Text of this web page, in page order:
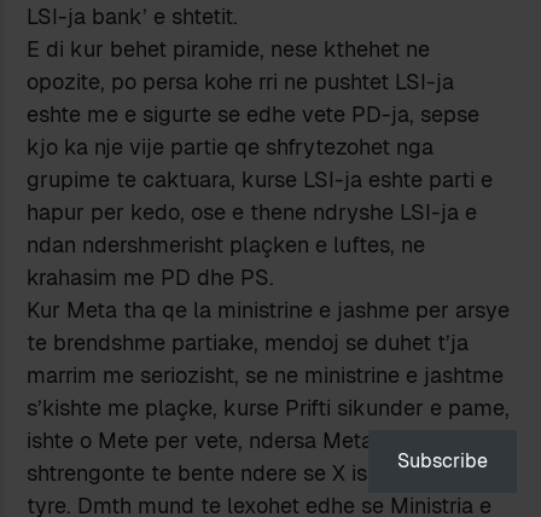
LSI-ja bank’ e shtetit.
E di kur behet piramide, nese kthehet ne
opozite, po persa kohe rri ne pushtet LSI-ja
eshte me e sigurte se edhe vete PD-ja, sepse
kjo ka nje vije partie qe shfrytezohet nga
grupime te caktuara, kurse LSI-ja eshte parti e
hapur per kedo, ose e thene ndryshe LSI-ja e
ndan ndershmerisht plaçken e luftes, ne
krahasim me PD dhe PS.
Kur Meta tha qe la ministrine e jashme per arsye
te brendshme partiake, mendoj se duhet t’ja
marrim me seriozisht, se ne ministrine e jashtme
s’kishte me plaçke, kurse Prifti sikunder e pame,
ishte o Mete per vete, ndersa Meta detyrohej ta
shtrengonte te bente ndere se X ishte njeriu i
tyre. Dmth mund te lexohet edhe se Ministria e
Subscribe